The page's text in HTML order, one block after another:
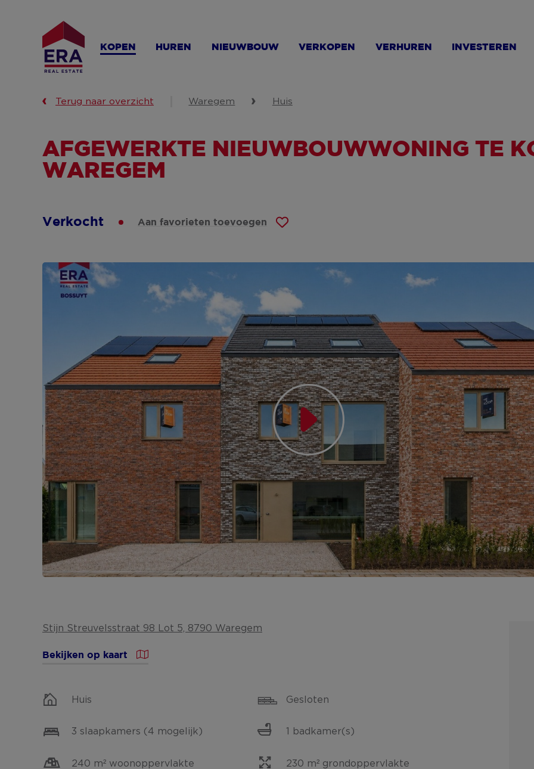
KOPEN HUREN NIEUWBOUW VERKOPEN VERHUREN INVESTEREN
Terug naar overzicht Waregem Huis
AFGEWERKTE NIEUWBOUWWONING TE
WAREGEM
Verkocht Aan favorieten toevoegen
Stijn Streuvelsstraat 98 Lot 5, 8790 Waregem
Bekijken op kaart
Huis Gesloten
3 slaapkamers (4 mogelijk) 1 badkamer(s)
240 m² woonoppervlakte 230 m² grondoppervlakte